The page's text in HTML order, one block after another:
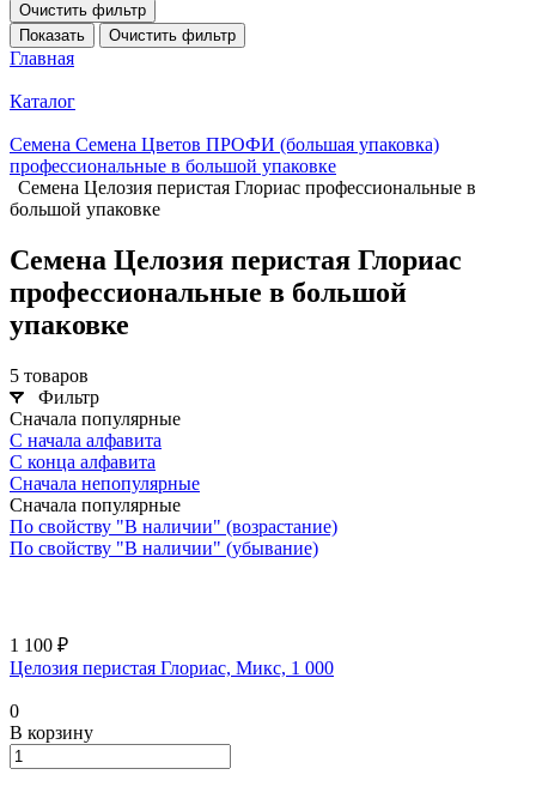
Очистить фильтр
Показать
Очистить фильтр
Главная
Каталог
Семена Семена Цветов ПРОФИ (большая упаковка)
профессиональные в большой упаковке
Семена Целозия перистая Глориас профессиональные в
большой упаковке
Семена Целозия перистая Глориас
профессиональные в большой
упаковке
5 товаров
Фильтр
Сначала популярные
С начала алфавита
С конца алфавита
Сначала непопулярные
Сначала популярные
По свойству "В наличии" (возрастание)
По свойству "В наличии" (убывание)
1 100 ₽
Целозия перистая Глориас, Микс, 1 000
0
В корзину